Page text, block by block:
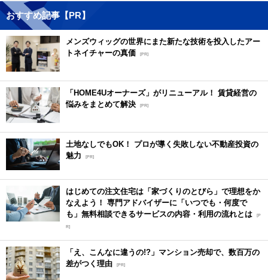
おすすめ記事【PR】
メンズウィッグの世界にまた新たな技術を投入したアー
トネイチャーの真価 [PR]
「HOME4Uオーナーズ」がリニューアル！ 賃貸経営の
悩みをまとめて解決 [PR]
土地なしでもOK！ プロが導く失敗しない不動産投資の
魅力
[PR]
はじめての注文住宅は「家づくりのとびら」で理想をか
なえよう！ 専門アドバイザーに「いつでも・何度で
も」無料相談できるサービスの内容・利用の流れとは [P
R]
「え、こんなに違うの!?」マンション売却で、数百万の
差がつく理由 [PR]